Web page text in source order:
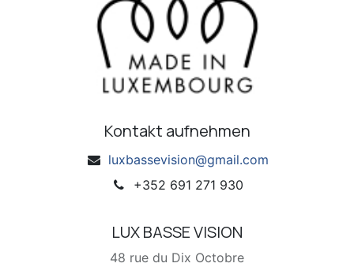
Kontakt aufnehmen
luxbassevision@gmail.com
+352 691 271 930
LUX BASSE VISION
48 rue du Dix Octobre